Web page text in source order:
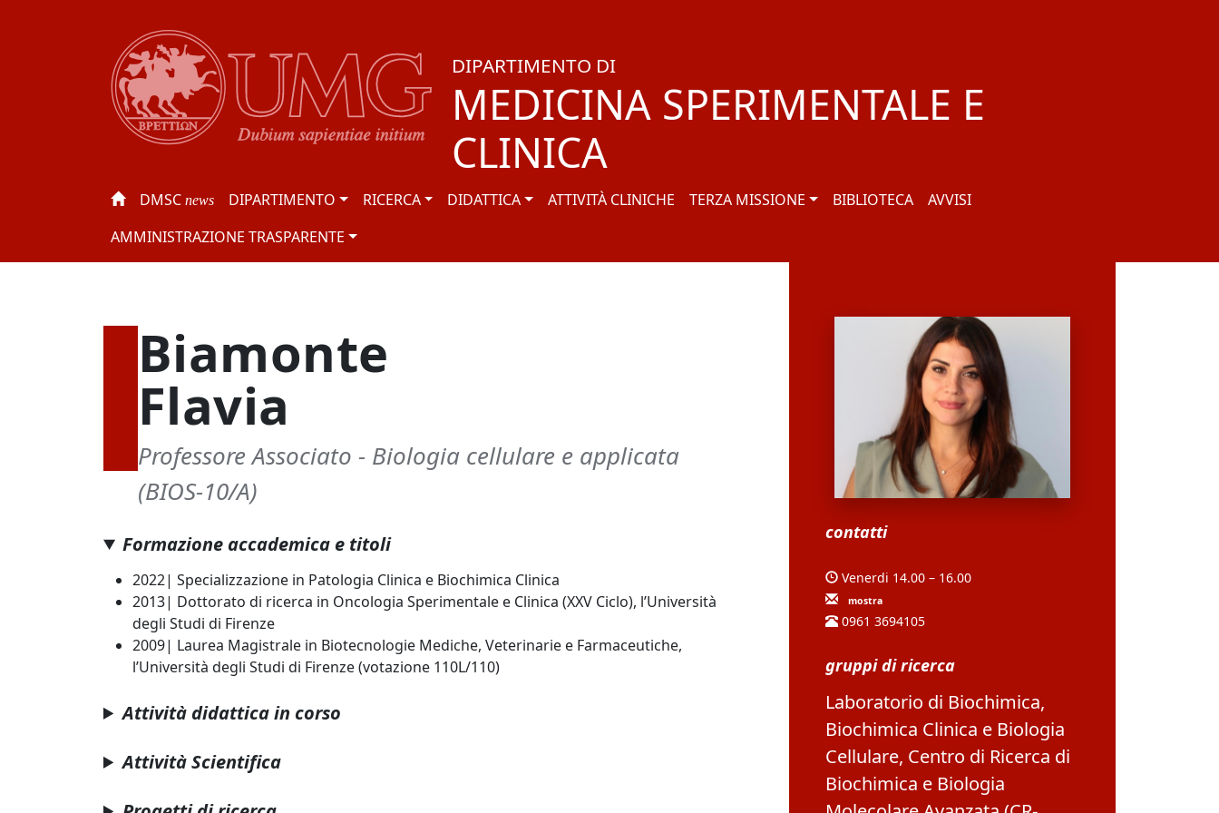
DIPARTIMENTO DI
MEDICINA SPERIMENTALE E
CLINICA
DMSC news DIPARTIMENTO RICERCA DIDATTICA ATTIVITÀ CLINICHE TERZA MISSIONE BIBLIOTECA
AVVISI
AMMINISTRAZIONE TRASPARENTE
Biamonte
Flavia
Professore Associato - Biologia cellulare e applicata
(BIOS-10/A)
Formazione accademica e titoli
2022| Specializzazione in Patologia Clinica e Biochimica Clinica
2013| Dottorato di ricerca in Oncologia Sperimentale e Clinica (XXV Ciclo), l’Università
degli Studi di Firenze
2009| Laurea Magistrale in Biotecnologie Mediche, Veterinarie e Farmaceutiche,
l’Università degli Studi di Firenze (votazione 110L/110)
Attività didattica in corso
Attività Scientifica
contatti
Venerdi 14.00 – 16.00
mostra
0961 3694105
gruppi di ricerca
Laboratorio di Biochimica,
Biochimica Clinica e Biologia
Cellulare, Centro di Ricerca di
Biochimica e Biologia